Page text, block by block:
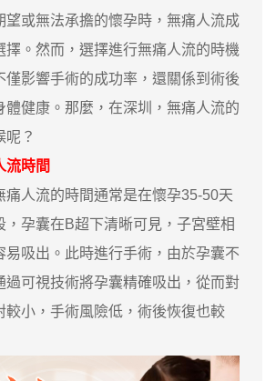
或無法承擔的懷孕時，無痛人流成
擇。然而，選擇進行無痛人流的時機
僅影響手術的成功率，還關係到術後
體健康。那麼，在深圳，無痛人流的
呢？
流時間
人流的時間通常是在懷孕35-50天
，孕囊在B超下清晰可見，子宮壁相
易吸出。此時進行手術，由於孕囊不
過可視技術將孕囊精確吸出，從而對
較小，手術風險低，術後恢復也較